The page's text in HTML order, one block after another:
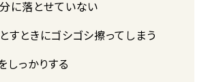
に落とせていない
すときにゴシゴシ擦ってしまう
しっかりする